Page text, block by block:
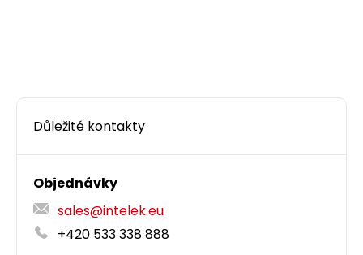
Důležité kontakty
Objednávky
sales@intelek.eu
+420 533 338 888